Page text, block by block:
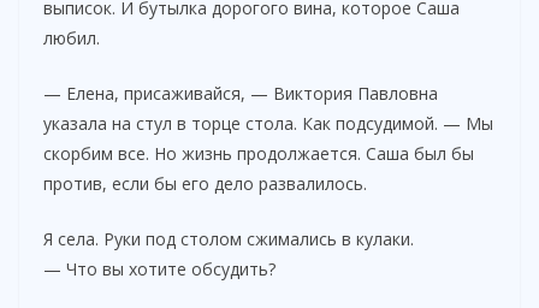
выписок. И бутылка дорогого вина, которое Саша
любил.
— Елена, присаживайся, — Виктория Павловна
указала на стул в торце стола. Как подсудимой. — Мы
скорбим все. Но жизнь продолжается. Саша был бы
против, если бы его дело развалилось.
Я села. Руки под столом сжимались в кулаки.
— Что вы хотите обсудить?